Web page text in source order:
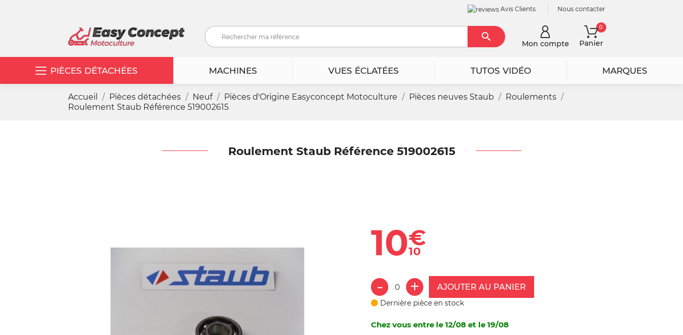
Avis Clients Nous contacter
RechercherMon compte Panier
0
PIÈCES DÉTACHÉES MACHINES VUES ÉCLATÉES TUTOS VIDÉO MARQUES
Accueil Pièces détachées Neuf Pièces d'Origine Easyconcept Motoculture Pièces neuves Staub
Roulements
Roulement Staub Référence 519002615
Roulement Staub Référence 519002615
10€
10
AJOUTER AU PANIER
Dernière pièce en stock
Chez vous entre le 12/08 et le 19/08